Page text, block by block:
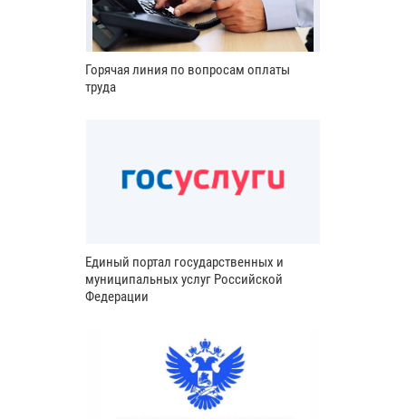
Горячая линия по вопросам оплаты
труда
Единый портал государственных и
муниципальных услуг Российской
Федерации